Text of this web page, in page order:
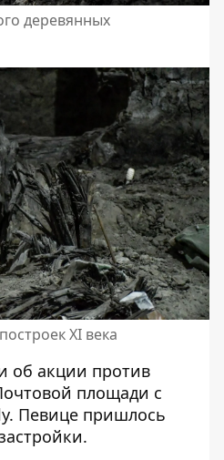
деревянных
ХІ века
об акции против
площади с
. Певице пришлось